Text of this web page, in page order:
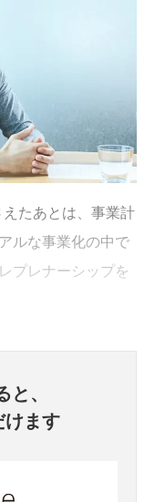
たあとは、事業計
ルな事業化の中で
プレナーシップを
と、
ます